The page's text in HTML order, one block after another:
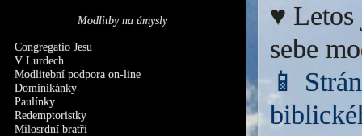
Modlitby na úmysly
Congregatio Jesu
V Lurdech
Modlitební podpora on-line
Dominikánky
Paulínky
Redemptoristky
Milosrdní bratři
♥ Letos
sebe
📱